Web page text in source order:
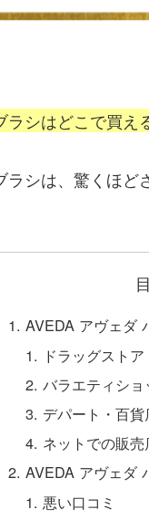
ラシはどこで買え
ラシは、驚くほ
AVEDA アヴェダ
ドラッグスト
バラエティショ
デパート・百貨
ネットでの販売
AVEDA アヴェダ
悪い口コミ